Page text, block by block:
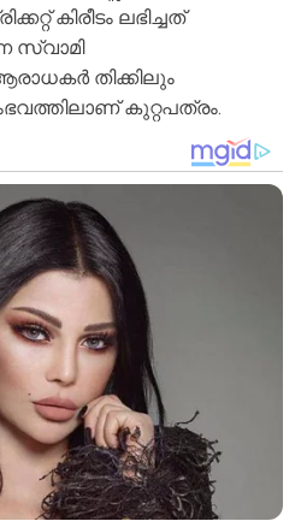
കിരീടം ലഭിച്ചത്
സ്വാമി
തിക്കിലും
കുറ്റപത്രം.